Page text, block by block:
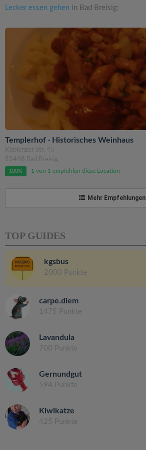
Lecker essen gehen in Bad Breisig:
Templerhof · Historisches Weinhaus
Koblenzer Str. 45
53498 Bad Breisig
100% 1 von 1 empfehlen diese Location
Mehr Empfehlungen
TOP GUIDES
kgsbus
2000 Punkte
carpe.diem
1475 Punkte
Lavandula
700 Punkte
Gernundgut
594 Punkte
Kiwikatze
425 Punkte